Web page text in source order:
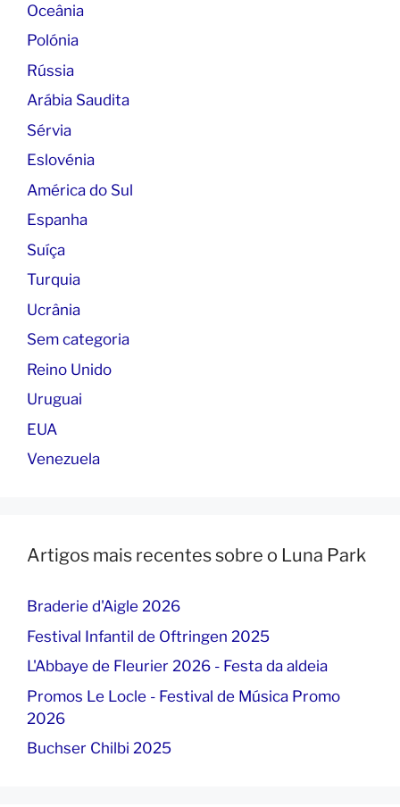
Oceânia
Polónia
Rússia
Arábia Saudita
Sérvia
Eslovénia
América do Sul
Espanha
Suíça
Turquia
Ucrânia
Sem categoria
Reino Unido
Uruguai
EUA
Venezuela
Artigos mais recentes sobre o Luna Park
Braderie d'Aigle 2026
Festival Infantil de Oftringen 2025
L'Abbaye de Fleurier 2026 - Festa da aldeia
Promos Le Locle - Festival de Música Promo
2026
Buchser Chilbi 2025